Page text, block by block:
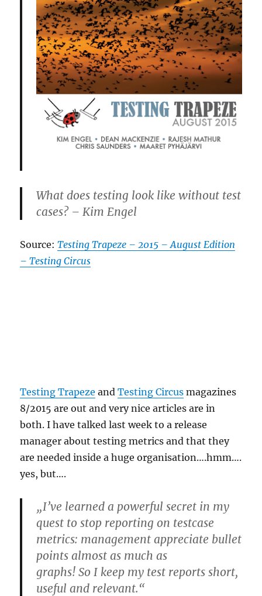
What does testing look like without test
cases? – Kim Engel
Source:Testing Trapeze – 2015 – August Edition
– Testing Circus
Testing Trapeze andTesting Circus magazines
8/2015 are out and very nice articles are in
both. I have talked last week to a release
manager about testing metrics and that they
are needed inside a huge organisation….hmm….
yes, but….
„I’ve learned a powerful secret in my
quest to stop reporting on testcase
metrics: management appreciate bullet
points almost as much as
graphs! So I keep my test reports short,
useful and relevant.“